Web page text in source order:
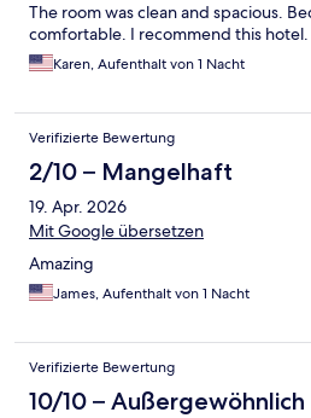
The room was clean and spacious.
comfortable. I recommend this hotel.
Karen, Aufenthalt von 1 Nacht
Verifizierte Bewertung
2/10 – Mangelhaft
19. Apr. 2026
Mit Google übersetzen
Amazing
James, Aufenthalt von 1 Nacht
Verifizierte Bewertung
10/10 – Außergewöhnlich